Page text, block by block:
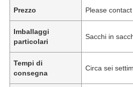
Prezzo Please
Imballaggi
particolari
Sacchi in
Tempi di
consegna
Circa sei